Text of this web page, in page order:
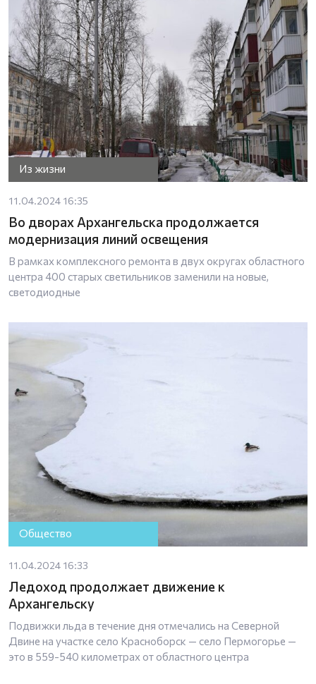
Из жизни
11.04.2024 16:35
Во дворах Архангельска продолжается
модернизация линий освещения
В рамках комплексного ремонта в двух округах областного
центра 400 старых светильников заменили на новые,
светодиодные
Общество
11.04.2024 16:33
Ледоход продолжает движение к
Архангельску
Подвижки льда в течение дня отмечались на Северной
Двине на участке село Красноборск — село Пермогорье —
это в 559-540 километрах от областного центра